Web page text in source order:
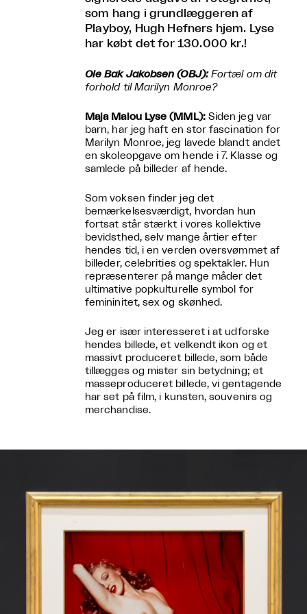
som hang i grundlæggeren af
Playboy, Hugh Hefners hjem. Lyse
har købt det for 130.000 kr.!
Ole Bak Jakobsen (OBJ):Fortæl om dit
forhold til Marilyn Monroe?
Maja Malou Lyse (MML):Siden jeg var
barn, har jeg haft en stor fascination for
Marilyn Monroe, jeg lavede blandt andet
en skoleopgave om hende i 7. Klasse og
samlede på billeder af hende.
Som voksen finder jeg det
bemærkelsesværdigt, hvordan hun
fortsat står stærkt i vores kollektive
bevidsthed, selv mange årtier efter
hendes tid, i en verden oversvømmet af
billeder, celebrities og spektakler. Hun
repræsenterer på mange måder det
ultimative popkulturelle symbol for
femininitet, sex og skønhed.
Jeg er især interesseret i at udforske
hendes billede, et velkendt ikon og et
massivt produceret billede, som både
tillægges og mister sin betydning; et
masseproduceret billede, vi gentagende
har set på film, i kunsten, souvenirs og
merchandise.